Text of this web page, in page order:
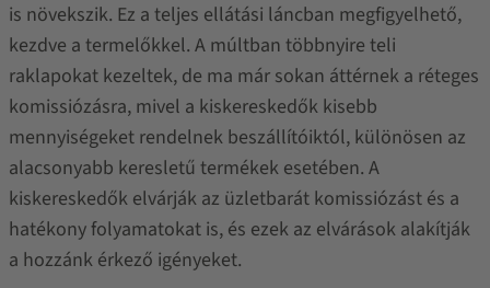
is növekszik. Ez a teljes ellátási láncban megfigyelhető,
kezdve a termelőkkel. A múltban többnyire teli
raklapokat kezeltek, de ma már sokan áttérnek a réteges
komissiózásra, mivel a kiskereskedők kisebb
mennyiségeket rendelnek beszállítóiktól, különösen az
alacsonyabb keresletű termékek esetében. A
kiskereskedők elvárják az üzletbarát komissiózást és a
hatékony folyamatokat is, és ezek az elvárások alakítják
a hozzánk érkező igényeket.